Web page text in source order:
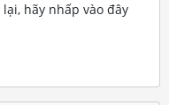
hãy nhấp vào đây